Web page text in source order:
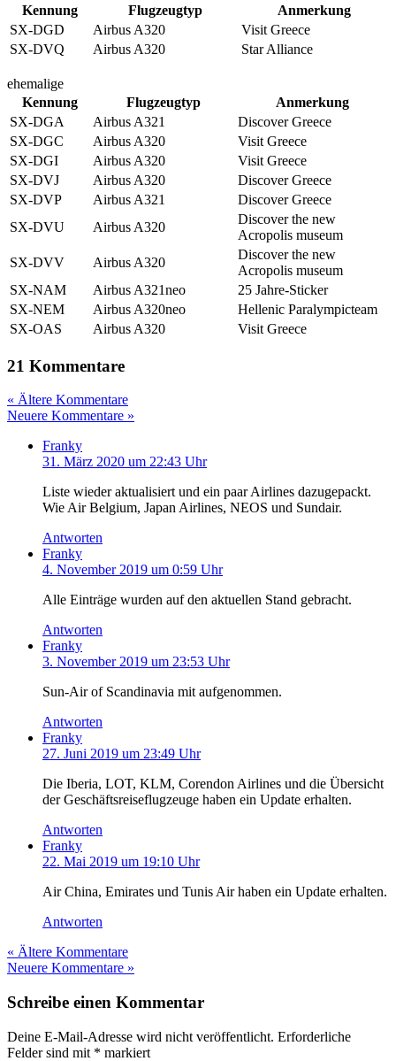
Kennung
Flugzeugtyp
Anmerkung
SX-DGD
Airbus A320
Visit Greece
SX-DVQ
Airbus A320 Star Alliance
ehemalige
Kennung
Flugzeugtyp
Anmerkung
SX-DGA
Airbus A321
Discover Greece
SX-DGC
Airbus A320
Visit Greece
SX-DGI
Airbus A320
Visit Greece
SX-DVJ
Airbus A320
Discover Greece
SX-DVP
Airbus A321
Discover Greece
SX-DVU
Airbus A320
Discover the new
Acropolis museum
SX-DVV
Airbus A320
Discover the new
Acropolis museum
SX-NAM
Airbus A321neo
25 Jahre-Sticker
SX-NEM
Airbus A320neo
Hellenic Paralympicteam
SX-OAS
Airbus A320 Visit Greece
21 Kommentare
« Ältere Kommentare
Neuere Kommentare »
Franky
31. März 2020 um 22:43 Uhr
Liste wieder aktualisiert und ein paar Airlines dazugepackt.
Wie Air Belgium, Japan Airlines, NEOS und Sundair.
Antworten
Franky
4. November 2019 um 0:59 Uhr
Alle Einträge wurden auf den aktuellen Stand gebracht.
Antworten
Franky
3. November 2019 um 23:53 Uhr
Sun-Air of Scandinavia mit aufgenommen.
Antworten
Franky
27. Juni 2019 um 23:49 Uhr
Die Iberia, LOT, KLM, Corendon Airlines und die Übersicht
der Geschäftsreiseflugzeuge haben ein Update erhalten.
Antworten
Franky
22. Mai 2019 um 19:10 Uhr
Air China, Emirates und Tunis Air haben ein Update erhalten.
Antworten
« Ältere Kommentare
Neuere Kommentare »
Schreibe einen Kommentar
Deine E-Mail-Adresse wird nicht veröffentlicht. Erforderliche
Felder sind mit * markiert